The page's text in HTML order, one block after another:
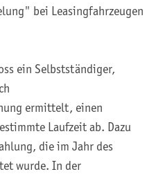
bei Leasingfahrzeugen
ein Selbstständiger,
ermittelt, einen
Laufzeit ab. Dazu
die im Jahr des
wurde. In der